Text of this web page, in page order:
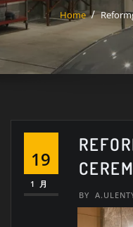
Home
19
1月
BY